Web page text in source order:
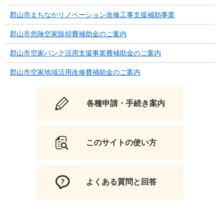
郡山市まちなかリノベーション改修工事支援補助事業
郡山市危険空家除却費補助金のご案内
郡山市空家バンク活用支援事業費補助金のご案内
郡山市空家地域活用改修費補助金のご案内
各種申請・手続き案内
このサイトの使い方
よくある質問と回答